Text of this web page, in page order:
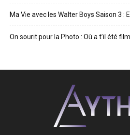
Ma Vie avec les Walter Boys Saison 3 :
On sourit pour la Photo : Où a t’il été